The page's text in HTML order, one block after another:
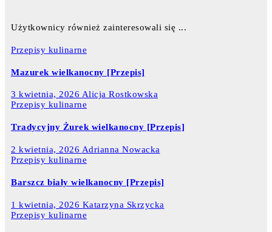
Użytkownicy również zainteresowali się ...
Przepisy kulinarne
Mazurek wielkanocny [Przepis]
3 kwietnia, 2026 Alicja Rostkowska
Przepisy kulinarne
Tradycyjny Żurek wielkanocny [Przepis]
2 kwietnia, 2026 Adrianna Nowacka
Przepisy kulinarne
Barszcz biały wielkanocny [Przepis]
1 kwietnia, 2026 Katarzyna Skrzycka
Przepisy kulinarne